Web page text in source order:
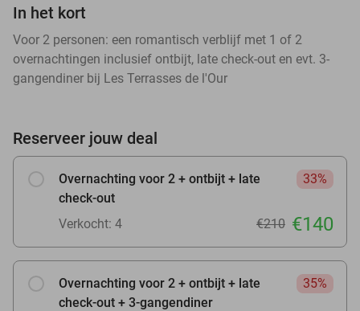
In het kort
Voor 2 personen: een romantisch verblijf met 1 of 2
overnachtingen inclusief ontbijt, late check-out en evt. 3-
gangendiner bij Les Terrasses de l'Our
Reserveer jouw deal
Overnachting voor 2 + ontbijt + late
check-out
33%
Verkocht: 4 €210 €140
Overnachting voor 2 + ontbijt + late
check-out + 3-gangendiner
35%